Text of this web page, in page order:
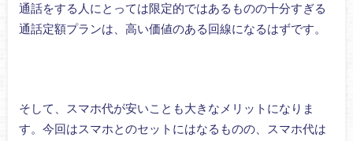
通話をする人にとっては限定的ではあるものの十分すぎる
通話定額プランは、高い価値のある回線になるはずです。
そして、スマホ代が安いことも大きなメリットになりま
す。今回はスマホとのセットにはなるものの、スマホ代は